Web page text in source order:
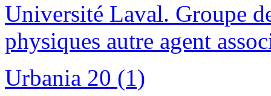
Université Laval. Groupe
physiques autre agent
Urbania 20 (1)